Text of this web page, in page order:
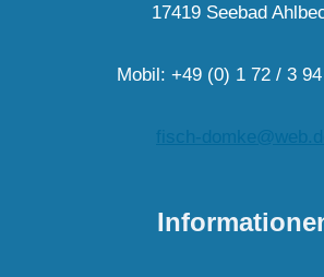
17419 Seebad
Mobil: +49 (0) 1 72 / 3
fisch-